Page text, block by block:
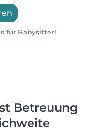
für Babysitter!
Betreuung